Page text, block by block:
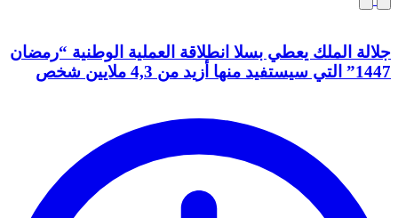
جلالة الملك يعطي بسلا انطلاقة العملية الوطنية “رمضان
1447” التي سيستفيد منها أزيد من 4,3 ملايين شخص